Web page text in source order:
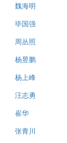
魏海明
毕国强
周丛照
杨昱鹏
杨上峰
汪志勇
崔华
张青川